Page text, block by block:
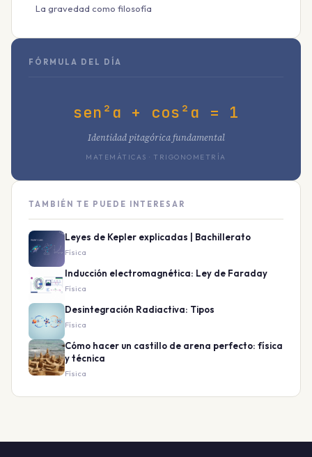
La gravedad como filosofía
FÓRMULA DEL DÍA
sen²α + cos²α = 1
Identidad pitagórica fundamental
MATEMÁTICAS · TRIGONOMETRÍA
TAMBIÉN TE PUEDE INTERESAR
Leyes de Kepler explicadas | Bachillerato
Física
Inducción electromagnética: Ley de Faraday
Física
Desintegración Radiactiva: Tipos
Física
Cómo hacer un castillo de arena perfecto: física
y técnica
Física